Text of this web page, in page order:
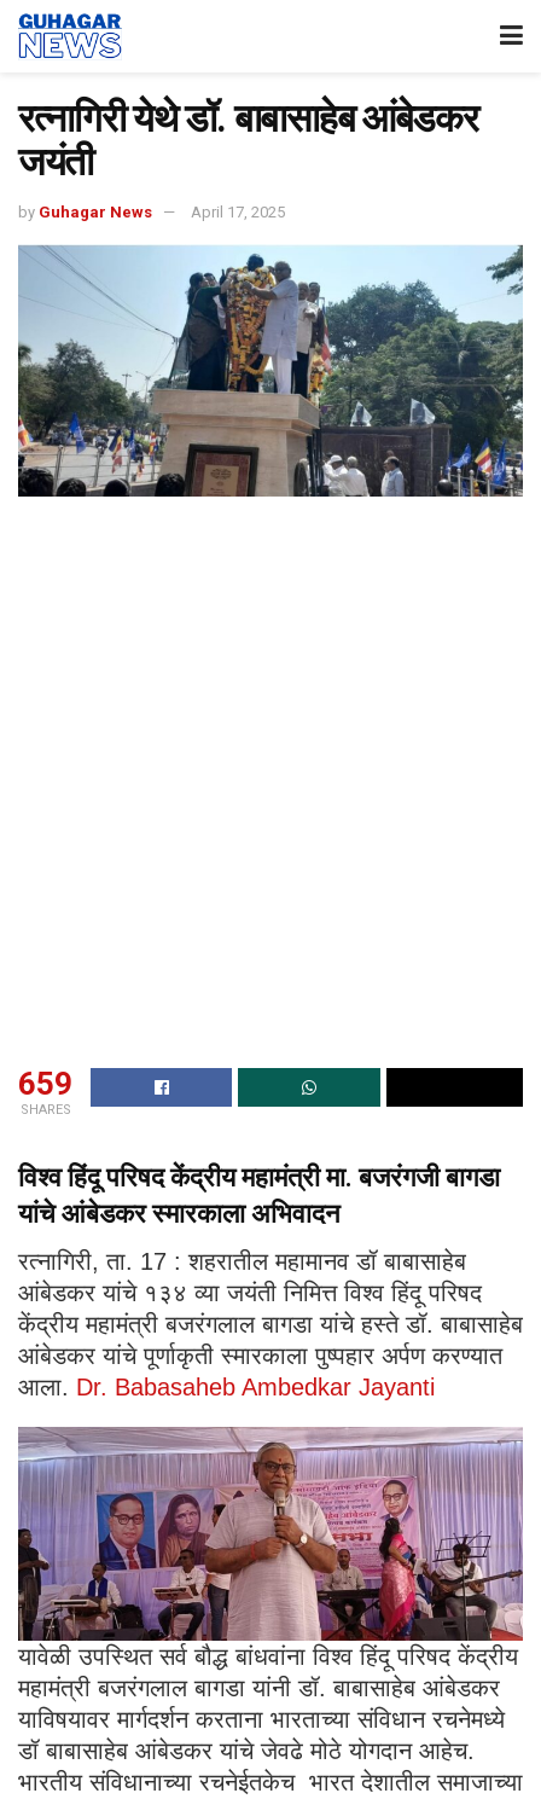
रत्नागिरी येथे डॉ. बाबासाहेब आंबेडकर
जयंती
by Guhagar News April 17, 2025
659
SHARES
विश्व हिंदू परिषद केंद्रीय महामंत्री मा. बजरंगजी बागडा
यांचे आंबेडकर स्मारकाला अभिवादन
रत्नागिरी, ता. 17 : शहरातील महामानव डॉ बाबासाहेब
आंबेडकर यांचे १३४ व्या जयंती निमित्त विश्व हिंदू परिषद
केंद्रीय महामंत्री बजरंगलाल बागडा यांचे हस्ते डॉ. बाबासाहेब
आंबेडकर यांचे पूर्णाकृती स्मारकाला पुष्पहार अर्पण करण्यात
आला. Dr. Babasaheb Ambedkar Jayanti
यावेळी उपस्थित सर्व बौद्ध बांधवांना विश्व हिंदू परिषद केंद्रीय
महामंत्री बजरंगलाल बागडा यांनी डॉ. बाबासाहेब आंबेडकर
याविषयावर मार्गदर्शन करताना भारताच्या संविधान रचनेमध्ये
डॉ बाबासाहेब आंबेडकर यांचे जेवढे मोठे योगदान आहेच.
भारतीय संविधानाच्या रचनेईतकेच भारत देशातील समाजाच्या